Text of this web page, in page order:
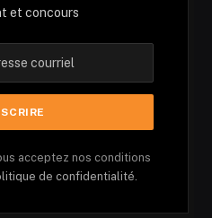
et concours
acceptez nos conditions
de confidentialité.